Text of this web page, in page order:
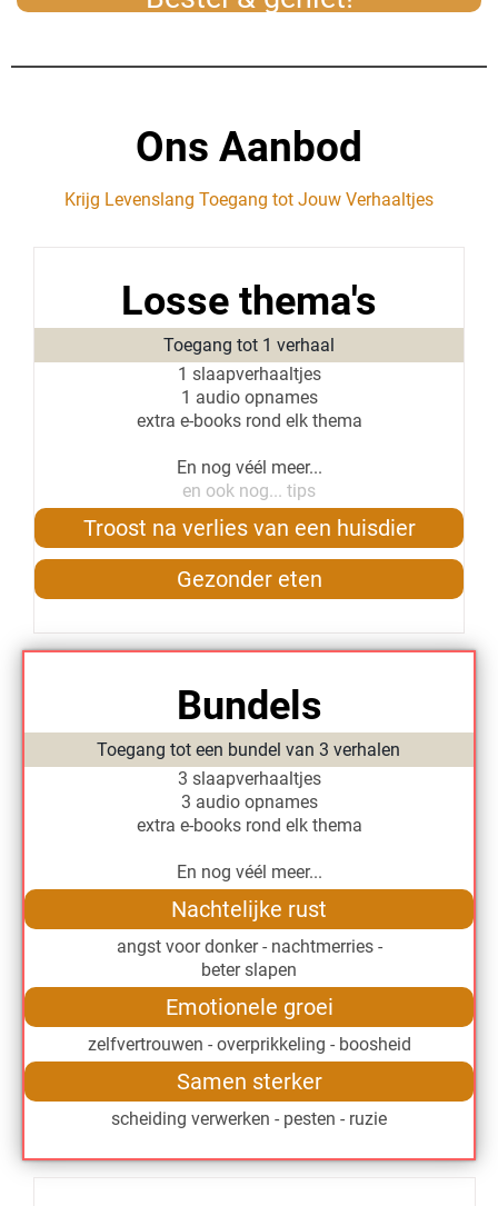
Ons Aanbod
Krijg Levenslang Toegang tot Jouw Verhaaltjes
Losse thema's
Toegang tot 1 verhaal
1 slaapverhaaltjes
1 audio opnames
extra e-books rond elk thema
En nog véél meer...
en ook nog... tips
Troost na verlies van een huisdier
Gezonder eten
Bundels
Toegang tot een bundel van 3 verhalen
3 slaapverhaaltjes
3 audio opnames
extra e-books rond elk thema
En nog véél meer...
Nachtelijke rust
angst voor donker - nachtmerries -
beter slapen
Emotionele groei
zelfvertrouwen - overprikkeling - boosheid
Samen sterker
scheiding verwerken - pesten - ruzie